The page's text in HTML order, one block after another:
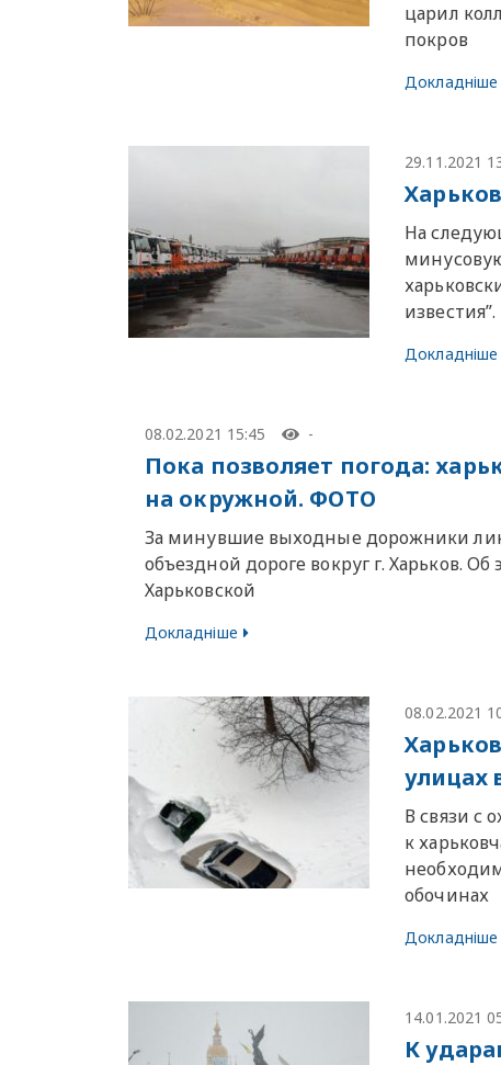
царил
покров
Докладніше
29.11.2021
На
известия”.
Докладніше
08.02.2021 15:45 -
Пока позволяет погода:
на окружной. ФОТО
За минувшие выходные дорожники
объездной дороге вокруг г. Харьков.
Харьковской
Докладніше
08.02.2021
улицах
В связи с
к
обочинах
Докладніше
14.01.2021
К